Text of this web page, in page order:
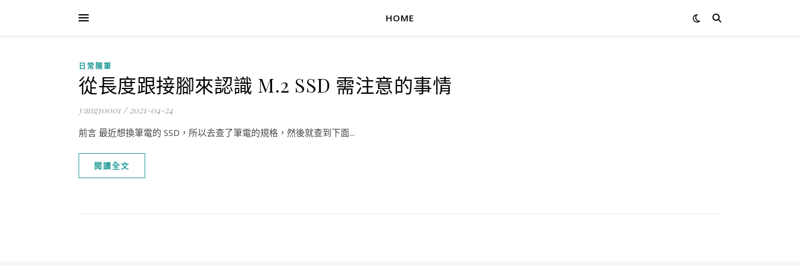
HOME
日常隨筆
從長度跟接腳來認識 M.2 SSD 需注意的事情
yang10001 / 2021-04-24
前言 最近想換筆電的 SSD，所以去查了筆電的規格，然後就查到下面...
閱讀全文